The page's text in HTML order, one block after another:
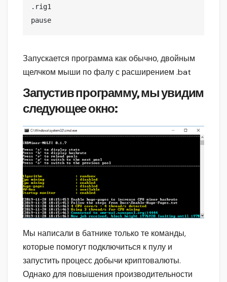
.rig1
pause
Запускается программа как обычно, двойным
щелчком мыши по фалу с расширением .bat
Запустив программу, мы увидим
следующее окно:
Мы написали в батнике только те команды,
которые помогут подключиться к пулу и
запустить процесс добычи криптовалюты.
Однако для повышения производительности